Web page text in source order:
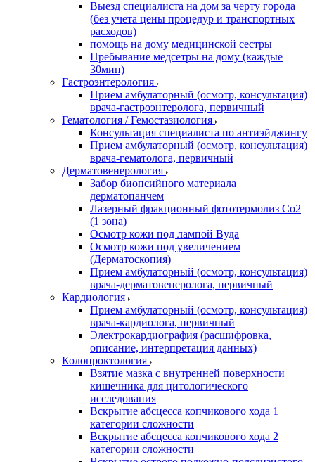
Выезд специалиста на дом за черту города
(без учета цены процедур и транспортных
расходов)
помощь на дому медицинской сестры
Пребывание медсетры на дому (каждые
30мин)
Гастроэнтерология
Прием амбулаторный (осмотр, консультация)
врача-гастроэнтеролога, первичный
Гематология / Гемостазиология
Консультация специалиста по антиэйджингу
Прием амбулаторный (осмотр, консультация)
врача-гематолога, первичный
Дерматовенерология
Забор биопсийного материала
дерматопанчем
Лазерный фракционный фототермолиз Со2
(1 зона)
Осмотр кожи под лампой Вуда
Осмотр кожи под увеличением
(Дерматоскопия)
Прием амбулаторный (осмотр, консультация)
врача-дерматовенеролога, первичный
Кардиология
Прием амбулаторный (осмотр, консультация)
врача-кардиолога, первичный
Электрокардиография (расшифровка,
описание, интерпретация данных)
Колопроктология
Взятие мазка с внутренней поверхности
кишечника для цитологического
исследования
Вскрытие абсцесса копчикового хода 1
категории сложности
Вскрытие абсцесса копчикового хода 2
категории сложности